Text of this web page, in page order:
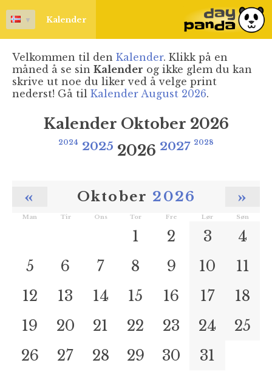
▼ Kalender
Velkommen til den Kalender. Klikk på en
måned å se sin Kalender og ikke glem du kan
skrive ut noe du liker ved å velge print
nederst! Gå til Kalender August 2026.
Kalender Oktober 2026
2024 2025 2026 2027 2028
« Oktober 2026 »
Man Tir Ons Tor Fre Lør Søn
1 2 3
4
5
6 7 8 9 10
11
12
13 14 15 16 17
18
19
20 21 22 23 24
25
26
27 28 29 30 31